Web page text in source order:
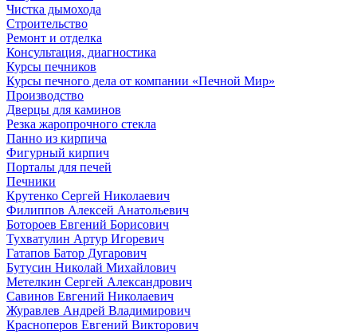
Чистка дымохода
Строительство
Ремонт и отделка
Консультация, диагностика
Курсы печников
Курсы печного дела от компании «Печной Мир»
Производство
Дверцы для каминов
Резка жаропрочного стекла
Панно из кирпича
Фигурный кирпич
Порталы для печей
Печники
Крутенко Сергей Николаевич
Филиппов Алексей Анатольевич
Ботороев Евгений Борисович
Тухватулин Артур Игоревич
Гатапов Батор Дугарович
Бутусин Николай Михайлович
Метелкин Сергей Александрович
Савинов Евгений Николаевич
Журавлев Андрей Владимирович
Красноперов Евгений Викторович